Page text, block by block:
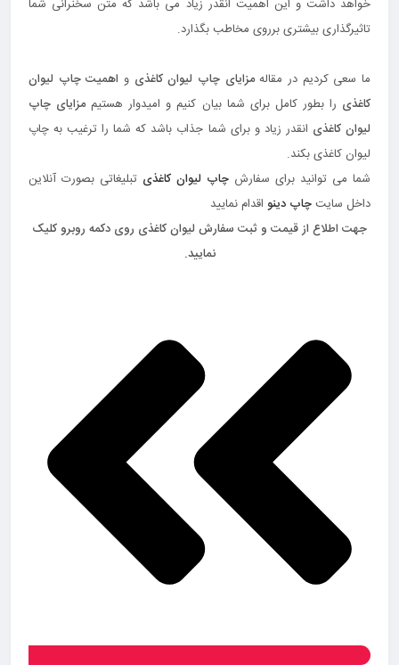
خواهد داشت و این اهمیت انقدر زیاد می باشد که متن سخنرانی شما
تاثیرگذاری بیشتری برروی مخاطب بگذارد.
ما سعی کردیم در مقالهمزایای چاپ لیوان کاغذی و اهمیت چاپ لیوان
کاغذی را بطور کامل برای شما بیان کنیم و امیدوار هستیممزایای چاپ
لیوان کاغذی انقدر زیاد و برای شما جذاب باشد که شما را ترغیب به چاپ
لیوان کاغذی بکند.
شما می توانید برای سفارش چاپ لیوان کاغذی تبلیغاتی بصورت آنلاین
داخل سایت چاپ دینو اقدام نمایید
جهت اطلاع از قیمت و ثبت سفارش لیوان کاغذی روی دکمه روبرو کلیک
نمایید.